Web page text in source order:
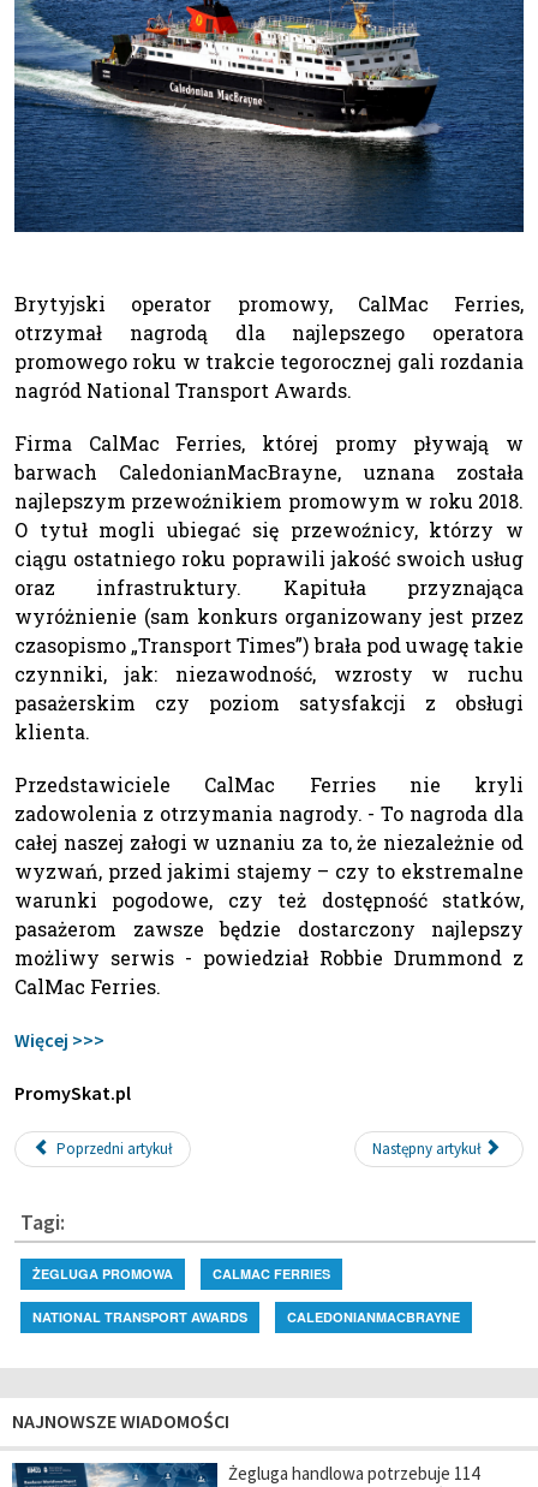
Brytyjski operator promowy, CalMac Ferries,
otrzymał nagrodą dla najlepszego operatora
promowego roku w trakcie tegorocznej gali rozdania
nagród National Transport Awards.
Firma CalMac Ferries, której promy pływają w
barwach CaledonianMacBrayne, uznana została
najlepszym przewoźnikiem promowym w roku 2018.
O tytuł mogli ubiegać się przewoźnicy, którzy w
ciągu ostatniego roku poprawili jakość swoich usług
oraz infrastruktury. Kapituła przyznająca
wyróżnienie (sam konkurs organizowany jest przez
czasopismo „Transport Times”) brała pod uwagę takie
czynniki, jak: niezawodność, wzrosty w ruchu
pasażerskim czy poziom satysfakcji z obsługi
klienta.
Przedstawiciele CalMac Ferries nie kryli
zadowolenia z otrzymania nagrody. - To nagroda dla
całej naszej załogi w uznaniu za to, że niezależnie od
wyzwań, przed jakimi stajemy – czy to ekstremalne
warunki pogodowe, czy też dostępność statków,
pasażerom zawsze będzie dostarczony najlepszy
możliwy serwis - powiedział Robbie Drummond z
CalMac Ferries.
Więcej >>>
PromySkat.pl
Poprzedni artykuł Następny artykuł
Tagi:
ŻEGLUGA PROMOWA CALMAC FERRIES
NATIONAL TRANSPORT AWARDS CALEDONIANMACBRAYNE
NAJNOWSZE WIADOMOŚCI
Żegluga handlowa potrzebuje 114